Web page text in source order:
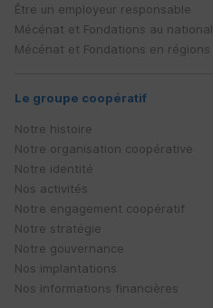
Être un employeur responsable
Mécénat et Fondations au national
Mécénat et Fondations en régions
Le groupe coopératif
Notre histoire
Notre organisation coopérative
Notre identité
Nos activités
Notre engagement coopératif
Notre stratégie
Notre gouvernance
Nos implantations
Nos informations financières